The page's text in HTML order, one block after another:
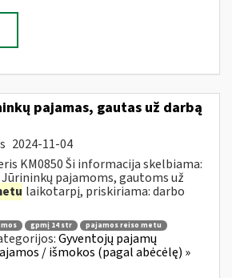
pajamas, gautas už darbą
2024-11-04
KM0850 Ši informacija skelbiama:
pajamoms, gautoms už
laikotarpį, priskiriama: darbo
gpmį 14 str pajamos reiso metu
Gyventojų pajamų
/ išmokos (pagal abėcėlę) »